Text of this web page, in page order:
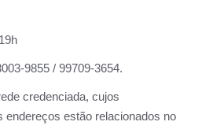
9855 / 99709-3654.
credenciada, cujos
endereços estão relacionados no